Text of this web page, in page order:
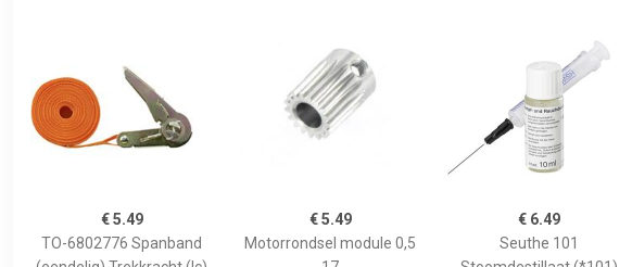
€ 5.49
TO-6802776 Spanband
€ 5.49
Motorrondsel module 0,5
€ 6.49
Seuthe 101